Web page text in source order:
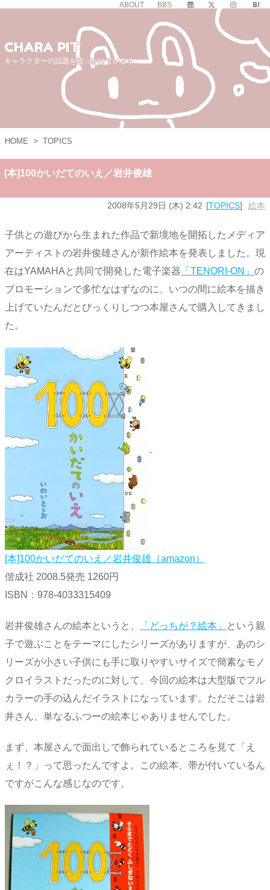
ABOUT BBS
CHARA PIT
キャラクターの話題を追っかけています。
HOME > TOPICS
[本]100かいだてのいえ／岩井俊雄
2008年5月29日 (木) 2:42 TOPICS 絵本
子供との遊びから生まれた作品で新境地を開拓したメディア
アーティストの岩井俊雄さんが新作絵本を発表しました。現
在はYAMAHAと共同で開発した電子楽器 「TENORI-ON」 の
プロモーションで多忙なはずなのに、いつの間に絵本を描き
上げていたんだとびっくりしつつ本屋さんで購入してきまし
た。
[本]100かいだてのいえ／岩井俊雄（amazon）
偕成社 2008.5発売 1260円
ISBN：978-4033315409
岩井俊雄さんの絵本というと、 「どっちが？絵本」
という親
子で遊ぶことをテーマにしたシリーズがありますが、あのシ
リーズが小さい子供にも手に取りやすいサイズで簡素なモノ
クロイラストだったのに対して、今回の絵本は大型版でフル
カラーの手の込んだイラストになっています。ただそこは岩
井さん、単なるふつーの絵本じゃありませんでした。
まず、本屋さんで面出しで飾られているところを見て「え
ぇ！？」って思ったんですよ。この絵本、帯が付いているん
ですがこんな感じなのです。